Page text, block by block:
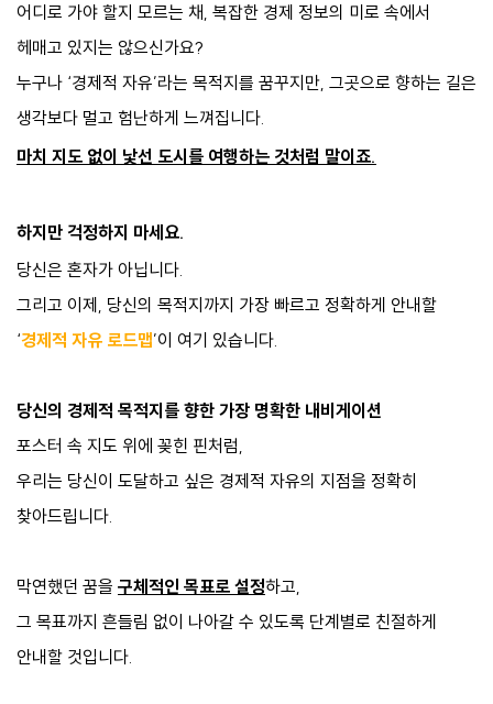
어디로 가야 할지 모르 는 채, 복잡한 경제 정보의 미로 속에서
헤매고 있지는 않으신가요?
누구나 ‘경제적 자유’라는 목적지를 꿈꾸지만, 그곳으로 향하는 길은
생각보다 멀고 험난하게 느껴집니다.
마치 지도 없이 낯선 도시를 여행하는 것처럼 말이죠.
하지만 걱정하지 마세요.
당신은 혼자가 아닙니다.
그리고 이제, 당신의 목적지까지 가장 빠르고 정확하게 안내할
‘경제적 자유 로드맵’이 여기 있습니다.
당신의 경제적 목적지를 향한 가장 명확한 내비게이션
포스터 속 지도 위에 꽂힌 핀처럼,
우리는 당신이 도달하고 싶은 경제적 자유의 지점을 정확히
찾아드립니다.
막연했던 꿈을 구체적인 목표로 설정하고,
그 목표까지 흔들림 없이 나아갈 수 있도록 단계별로 친절하게
안내할 것입니다.